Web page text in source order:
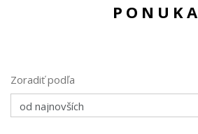
PONUKA
Zoradiť podľa